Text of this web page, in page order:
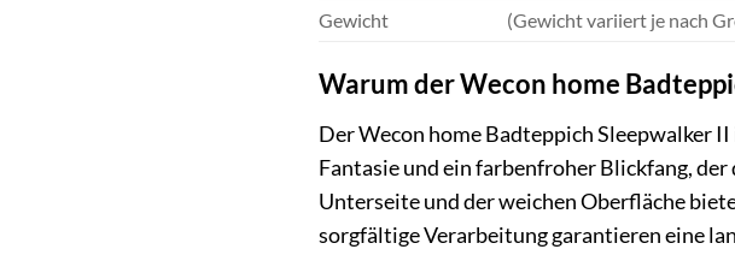
Gewicht
(Gewicht variiert je nach
Warum der Wecon home
Der Wecon home Badteppich Sleepwalker
Fantasie und ein farbenfroher Blickfang,
Unterseite und der weichen Oberfläche
sorgfältige Verarbeitung garantieren eine